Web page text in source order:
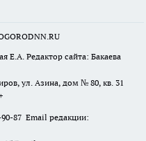
Е.А. Редактор сайта: Бакаева
ул. Азина, дом № 80, кв. 31
87 Email редакции: